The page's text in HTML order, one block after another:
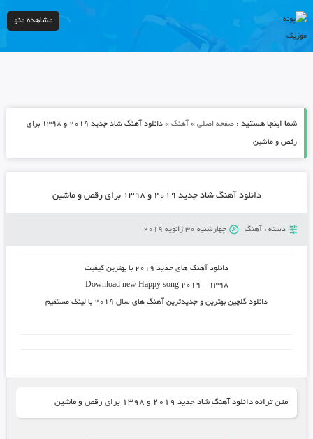
مشاهده منو
شما اینجا هستید : صفحه اصلی» آهنگ» دانلود آهنگ شاد جدید ۲۰۱۹ و ۱۳۹۸ برای
رقص و ماشین
دانلود آهنگ شاد جدید ۲۰۱۹ و ۱۳۹۸ برای رقص و ماشین
دسته : آهنگ چهارشنبه 30 ژانویه 2019
دانلود آهنگ های جدید ۲۰۱۹
با بهترین کیفیت
Download new Happy song2019 – 1398
دانلود گلچین بهترین و جدیدترین آهنگ های سال ۲۰۱۹
با لینک مستقیم
متن ترانه دانلود آهنگ شاد جدید ۲۰۱۹ و ۱۳۹۸ برای رقص و ماشین